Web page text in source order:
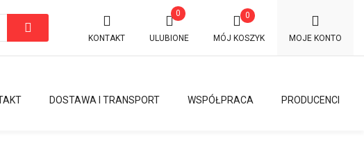
KONTAKT
0
ULUBIONE MÓJ KOSZYK
0
MOJE KONTO
PRODUCENCI
WSPÓŁPRACA
DOSTAWA I TRANSPORT